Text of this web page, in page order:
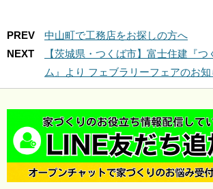
PREV
中山町で工務店をお探しの方へ
NEXT
【茨城県・つくば市】富士住建『つ
ム』より フェブラリーフェアのお